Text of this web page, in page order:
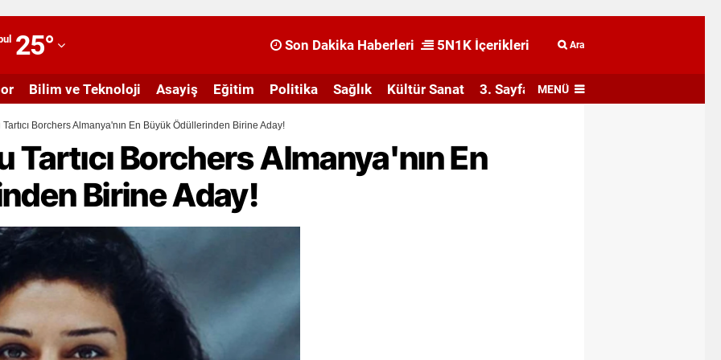
25° Son Dakika Haberleri 5N1K İçerikleri Ara
Bilim ve Teknoloji Asayiş Eğitim Politika Sağlık Kültür Sanat 3. Sayfa MENÜ
Borchers Almanya'nın En Büyük Ödüllerinden Birine Aday!
Tartıcı Borchers Almanya'nın En
Birine Aday!